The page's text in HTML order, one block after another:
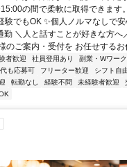
の間で柔軟に取得できます。
験でもOK ✨個人ノルマなしで
勤 ＼人と話すことが好きな方へ
のご案内・受付を お任せする
者歓迎 社員登用あり 副業・Wワー
も応募可 フリーター歓迎 シフト自
転勤なし 経験不問 未経験者歓迎